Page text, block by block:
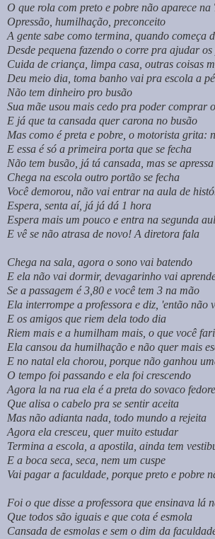
O que rola com preto e pobre não aparece na
Opressão, humilhação, preconceito
A gente sabe como termina, quando começa
Desde pequena fazendo o corre pra ajudar os
Cuida de criança, limpa casa, outras coisas
Deu meio dia, toma banho vai pra escola a pé
Não tem dinheiro pro busão
Sua mãe usou mais cedo pra poder comprar
E já que ta cansada quer carona no busão
Mas como é preta e pobre, o motorista grita:
E essa é só a primeira porta que se fecha
Não tem busão, já tá cansada, mas se apressa
Chega na escola outro portão se fecha
Você demorou, não vai entrar na aula de
Espera, senta aí, já já dá 1 hora
Espera mais um pouco e entra na segunda
E vê se não atrasa de novo! A diretora fala
Chega na sala, agora o sono vai batendo
E ela não vai dormir, devagarinho vai
Se a passagem é 3,80 e você tem 3 na mão
Ela interrompe a professora e diz, 'então não
E os amigos que riem dela todo dia
Riem mais e a humilham mais, o que você
Ela cansou da humilhação e não quer mais
E no natal ela chorou, porque não ganhou
O tempo foi passando e ela foi crescendo
Agora la na rua ela é a preta do sovaco
Que alisa o cabelo pra se sentir aceita
Mas não adianta nada, todo mundo a rejeita
Agora ela cresceu, quer muito estudar
Termina a escola, a apostila, ainda tem
E a boca seca, seca, nem um cuspe
Vai pagar a faculdade, porque preto e pobre
Foi o que disse a professora que ensinava lá
Que todos são iguais e que cota é esmola
Cansada de esmolas e sem o dim da